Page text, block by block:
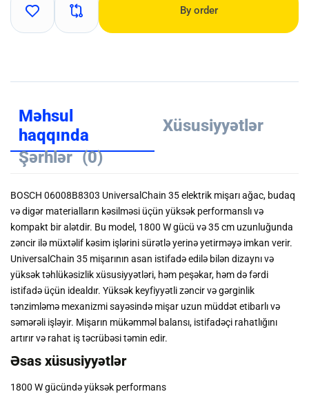
By order
Məhsul
haqqında
Xüsusiyyətlər
Şərhlər (0)
BOSCH 06008B8303 UniversalChain 35 elektrik mişarı ağac, budaq
və digər materialların kəsilməsi üçün yüksək performanslı və
kompakt bir alətdir. Bu model, 1800 W gücü və 35 cm uzunluğunda
zəncir ilə müxtəlif kəsim işlərini sürətlə yerinə yetirməyə imkan verir.
UniversalChain 35 mişarının asan istifadə edilə bilən dizaynı və
yüksək təhlükəsizlik xüsusiyyətləri, həm peşəkar, həm də fərdi
istifadə üçün idealdır. Yüksək keyfiyyətli zəncir və gərginlik
tənzimləmə mexanizmi sayəsində mişar uzun müddət etibarlı və
səmərəli işləyir. Mişarın mükəmməl balansı, istifadəçi rahatlığını
artırır və rahat iş təcrübəsi təmin edir.
Əsas xüsusiyyətlər
1800 W gücündə yüksək performans